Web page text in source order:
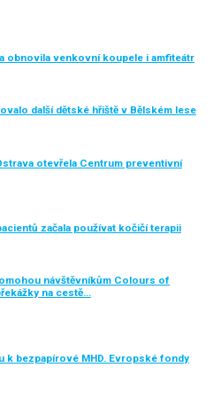
obnovila venkovní koupele i amfiteátr
další dětské hřiště v Bělském lese
otevřela Centrum preventivní
začala používat kočičí terapii
návštěvníkům Colours of
na cestě…
k bezpapírové MHD. Evropské fondy